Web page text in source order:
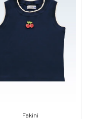
Fakini